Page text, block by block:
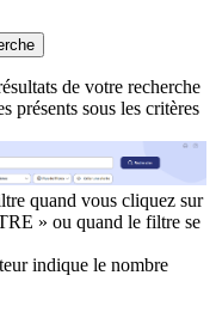
de votre recherche
présents sous les critères
quand vous cliquez sur
» ou quand le filtre se
indique le nombre